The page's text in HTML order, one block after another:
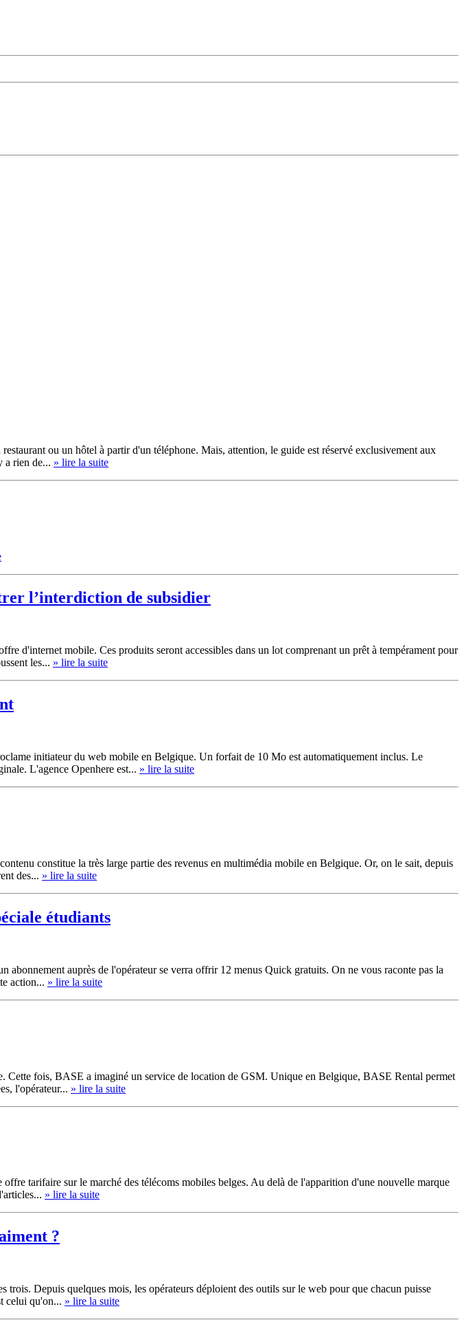
ou un hôtel à partir d'un téléphone. Mais, attention, le guide est réservé exclusivement aux
a rien de... » lire la suite
l’interdiction de subsidier
d'internet mobile. Ces produits seront accessibles dans un lot comprenant un prêt à tempérament pour
les... » lire la suite
initiateur du web mobile en Belgique. Un forfait de 10 Mo est automatiquement inclus. Le
L'agence Openhere est... » lire la suite
constitue la très large partie des revenus en multimédia mobile en Belgique. Or, on le sait, depuis
des... » lire la suite
étudiants
auprès de l'opérateur se verra offrir 12 menus Quick gratuits. On ne vous raconte pas la
action... » lire la suite
Cette fois, BASE a imaginé un service de location de GSM. Unique en Belgique, BASE Rental permet
l'opérateur... » lire la suite
tarifaire sur le marché des télécoms mobiles belges. Au delà de l'apparition d'une nouvelle marque
» lire la suite
?
Depuis quelques mois, les opérateurs déploient des outils sur le web pour que chacun puisse
celui qu'on... » lire la suite